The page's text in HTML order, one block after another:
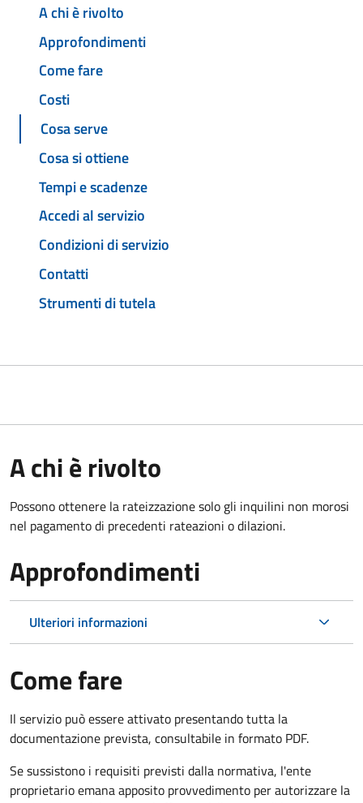
A chi è rivolto
Approfondimenti
Come fare
Costi
Cosa serve
Cosa si ottiene
Tempi e scadenze
Accedi al servizio
Condizioni di servizio
Contatti
Strumenti di tutela
A chi è rivolto
Possono ottenere la rateizzazione solo gli inquilini non morosi
nel pagamento di precedenti rateazioni o dilazioni.
Approfondimenti
Ulteriori informazioni
Come fare
Il servizio può essere attivato presentando tutta la
documentazione prevista, consultabile in formato PDF.
Se sussistono i requisiti previsti dalla normativa, l'ente
proprietario emana apposito provvedimento per autorizzare la